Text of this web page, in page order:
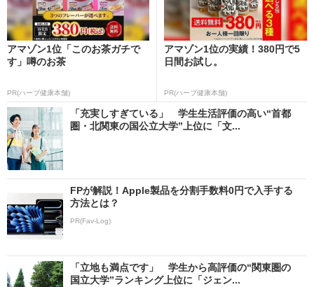
アマゾン1位「このお茶ガチで
す」噂のお茶
PR(ハーブ健康本舗)
アマゾン1位の実績！380円で5
日間お試し。
PR(ハーブ健康本舗)
「充実しすぎている」 学生生活評価の高い“首都
圏・北関東の国公立大学”上位に「文...
FPが解説！Apple製品を分割手数料0円で入手する
方法とは？
PR(Fav-Log)
「立地も満点です」 学生から高評価の“関東圏の
国立大学”ランキング上位に「ジェン...